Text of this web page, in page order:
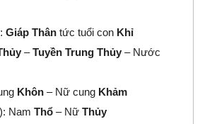
Giáp Thân tức tuổi con Khỉ
–Tuyền Trung Thủy – Nước
Khôn – Nữ cung Khảm
NamThổ – NữThủy